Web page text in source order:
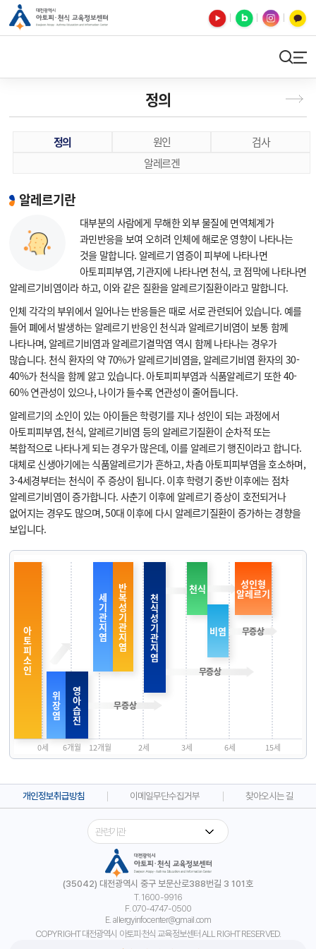
정의
정의 원인
검사
알레르겐
알레르기란
대부분의 사람에게 무해한 외부 물질에 면역체계가
과민반응을 보여 오히려 인체에 해로운 영향이 나타나는
것을 말합니다. 알레르기 염증이 피부에 나타나면
아토피피부염, 기관지에 나타나면 천식, 코 점막에 나타나면
알레르기비염이라 하고, 이와 같은 질환을 알레르기질환이라고 말합니다.
인체 각각의 부위에서 일어나는 반응들은 때로 서로 관련되어 있습니다. 예를
들어 폐에서 발생하는 알레르기 반응인 천식과 알레르기비염이 보통 함께
나타나며, 알레르기비염과 알레르기결막염 역시 함께 나타나는 경우가
많습니다. 천식 환자의 약 70%가 알레르기비염을, 알레르기비염 환자의 30-
40%가 천식을 함께 앓고 있습니다. 아토피피부염과 식품알레르기 또한 40-
60% 연관성이 있으나, 나이가 들수록 연관성이 줄어듭니다.
알레르기의 소인이 있는 아이들은 학령기를 지나 성인이 되는 과정에서
아토피피부염, 천식, 알레르기비염 등의 알레르기질환이 순차적 또는
복합적으로 나타나게 되는 경우가 많은데, 이를 알레르기 행진이라고 합니다.
대체로 신생아기에는 식품알레르기가 흔하고, 차츰 아토피피부염을 호소하며,
3-4세경부터는 천식이 주 증상이 됩니다. 이후 학령기 중반 이후에는 점차
알레르기비염이 증가합니다. 사춘기 이후에 알레르기 증상이 호전되거나
없어지는 경우도 많으며, 50대 이후에 다시 알레르기질환이 증가하는 경향을
보입니다.
아
토
피
소
인
위
장
염
영
아
습
진
0세 6개월
세
기
관
지
염
반
복
성
기
관
지
염
12개월
천
식
성
기
관
지
염
2세
천식
비염
3세
성인형
알레르기
6세 15세
개인정보취급방침 이메일무단수집거부 찾아오시는 길
(35042) 대전광역시 중구 보문산로388번길 3 101호
T. 1600-9916
F. 070-4747-0500
E. allergyinfocenter@gmail.com
COPYRIGHT 대전광역시 아토피·천식 교육정보센터 ALL RIGHT RESERVED.